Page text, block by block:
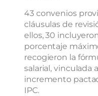
43 convenios
cláusulas de
ellos, 30
porcentaje
recogieron la
salarial, vinculada
incremento
IPC.